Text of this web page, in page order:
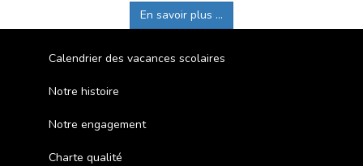
En savoir plus ...
Calendrier des vacances scolaires
Notre histoire
Notre engagement
Charte qualité